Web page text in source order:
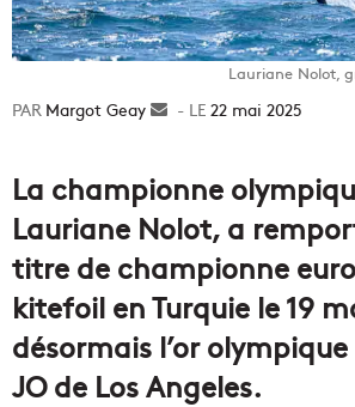
Lauriane Nolot,
Margot Geay
Envoyer22 mai 2025
La championne
Lauriane Nolot, a
titre de championne
kitefoil en Turquie le 19
désormais l’or
JO de Los Angeles.